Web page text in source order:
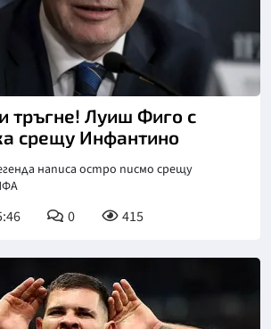
тръгне! Луиш Фиго с
срещу Инфантино
написа остро писмо срещу
0 415